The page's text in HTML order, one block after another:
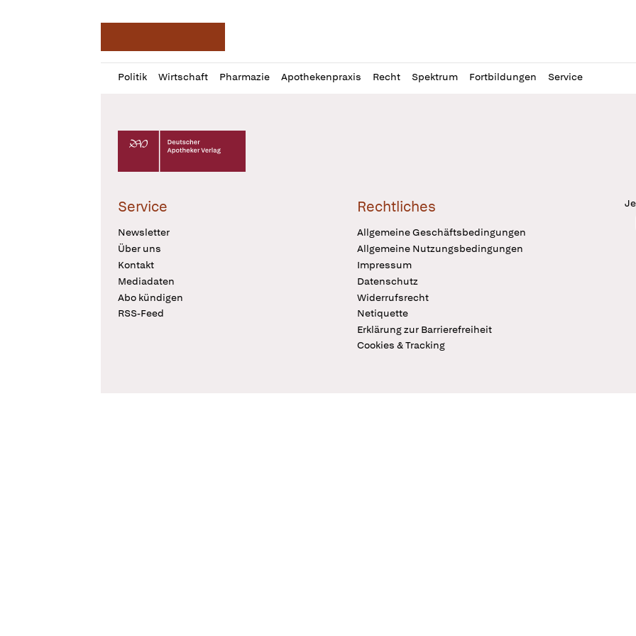
Politik Wirtschaft Pharmazie Apothekenpraxis Recht Spektrum Fortbildungen Service
Profil
öffnen
Daz
Pur
Deutscher Apotheker Verlag Logo
Service
Newsletter
Über uns
Kontakt
Mediadaten
Abo kündigen
RSS-Feed
Rechtliches
Allgemeine Geschäftsbedingungen
Allgemeine Nutzungsbedingungen
Impressum
Datenschutz
Widerrufsrecht
Netiquette
Erklärung zur Barrierefreiheit
Cookies & Tracking